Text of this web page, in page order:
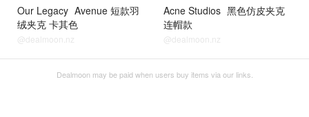
Our Legacy Avenue 短款羽
绒夹克 卡其色
@dealmoon.nz
Acne Studios 黑色仿皮夹克
连帽款
@dealmoon.nz
Dealmoon may be paid when users buy items via our links.